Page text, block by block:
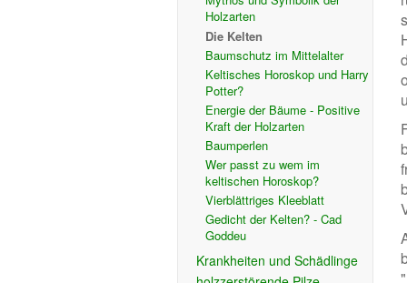
Holzarten
Die Kelten
Baumschutz im Mittelalter
Keltisches Horoskop und Harry
Potter?
Energie der Bäume - Positive
Kraft der Holzarten
Baumperlen
Wer passt zu wem im
keltischen Horoskop?
Vierblättriges Kleeblatt
Gedicht der Kelten? - Cad
Goddeu
Krankheiten und Schädlinge